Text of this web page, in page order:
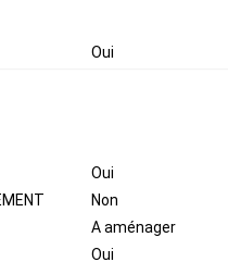
Oui
Oui
Non
A aménager
Oui